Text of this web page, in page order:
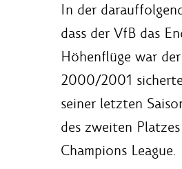
In der
dass der VfB das
Höhenflüge war
2000/2001
seiner letzten
des zweiten
Champions League.